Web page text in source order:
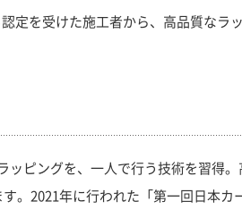
定を受けた施工者から、高品質なラ
ピングを、一人で行う技術を習得
。2021年に行われた「第一回日本カ